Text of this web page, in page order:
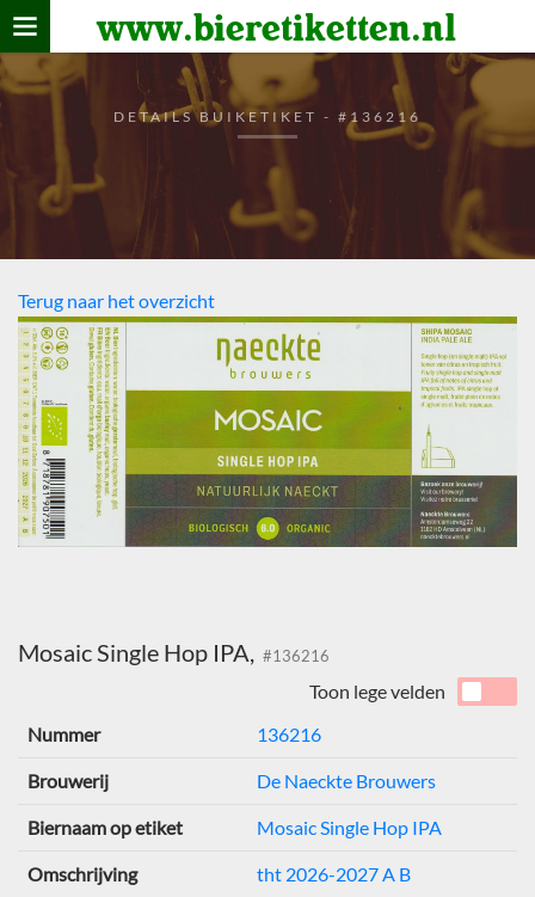
www.bieretiketten.nl
Home
verzamelen
De bierkaart
Bezoekers
DETAILS BUIKETIKET - #136216
Terug naar het overzicht
Mosaic Single Hop IPA, #136216
Toon lege velden
Nummer
136216
Brouwerij De Naeckte Brouwers
Biernaam op etiket Mosaic Single Hop IPA
Omschrijving tht 2026-2027 A B